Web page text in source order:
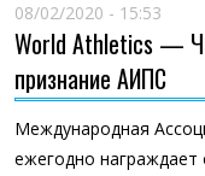
08/02/2020 - 15:53
World Athletics —
признание АИПС
Международная
ежегодно